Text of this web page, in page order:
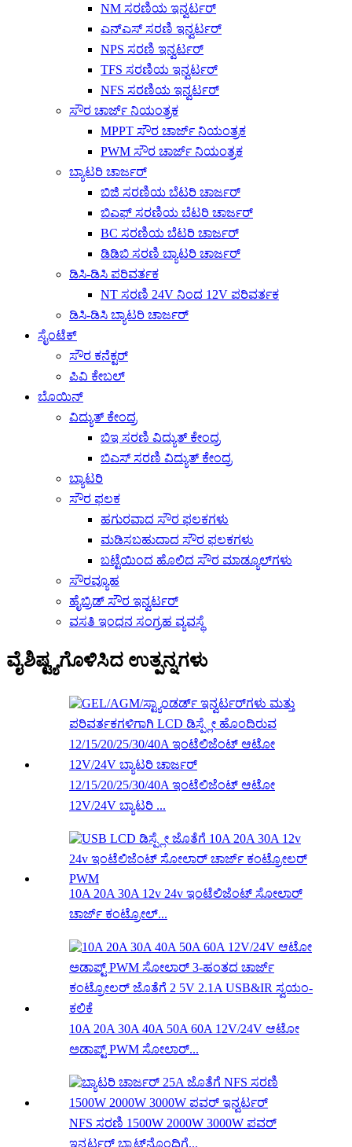
NM ಸರಣಿಯ ಇನ್ವರ್ಟರ್
ಎನ್ಎಸ್ ಸರಣಿ ಇನ್ವರ್ಟರ್
NPS ಸರಣಿ ಇನ್ವರ್ಟರ್
TFS ಸರಣಿಯ ಇನ್ವರ್ಟರ್
NFS ಸರಣಿಯ ಇನ್ವರ್ಟರ್
ಸೌರ ಚಾರ್ಜ್ ನಿಯಂತ್ರಕ
MPPT ಸೌರ ಚಾರ್ಜ್ ನಿಯಂತ್ರಕ
PWM ಸೌರ ಚಾರ್ಜ್ ನಿಯಂತ್ರಕ
ಬ್ಯಾಟರಿ ಚಾರ್ಜರ್
ಬಿಜಿ ಸರಣಿಯ ಬೆಟರಿ ಚಾರ್ಜರ್
ಬಿಎಫ್ ಸರಣಿಯ ಬೆಟರಿ ಚಾರ್ಜರ್
BC ಸರಣಿಯ ಬೆಟರಿ ಚಾರ್ಜರ್
ಡಿಡಿಬಿ ಸರಣಿ ಬ್ಯಾಟರಿ ಚಾರ್ಜರ್
ಡಿಸಿ-ಡಿಸಿ ಪರಿವರ್ತಕ
NT ಸರಣಿ 24V ನಿಂದ 12V ಪರಿವರ್ತಕ
ಡಿಸಿ-ಡಿಸಿ ಬ್ಯಾಟರಿ ಚಾರ್ಜರ್
ಸೈಂಟೆಕ್
ಸೌರ ಕನೆಕ್ಟರ್
ಪಿವಿ ಕೇಬಲ್
ಬೊಯಿನ್
ವಿದ್ಯುತ್ ಕೇಂದ್ರ
ಬಿಇ ಸರಣಿ ವಿದ್ಯುತ್ ಕೇಂದ್ರ
ಬಿಎಸ್ ಸರಣಿ ವಿದ್ಯುತ್ ಕೇಂದ್ರ
ಬ್ಯಾಟರಿ
ಸೌರ ಫಲಕ
ಹಗುರವಾದ ಸೌರ ಫಲಕಗಳು
ಮಡಿಸಬಹುದಾದ ಸೌರ ಫಲಕಗಳು
ಬಟ್ಟೆಯಿಂದ ಹೊಲಿದ ಸೌರ ಮಾಡ್ಯೂಲ್‌ಗಳು
ಸೌರವ್ಯೂಹ
ಹೈಬ್ರಿಡ್ ಸೌರ ಇನ್ವರ್ಟರ್
ವಸತಿ ಇಂಧನ ಸಂಗ್ರಹ ವ್ಯವಸ್ಥೆ
ವೈಶಿಷ್ಟ್ಯಗೊಳಿಸಿದ ಉತ್ಪನ್ನಗಳು
12/15/20/25/30/40A ಇಂಟೆಲಿಜೆಂಟ್ ಆಟೋ
12V/24V ಬ್ಯಾಟರಿ ...
10A 20A 30A 12v 24v ಇಂಟೆಲಿಜೆಂಟ್ ಸೋಲಾರ್
ಚಾರ್ಜ್ ಕಂಟ್ರೋಲ್...
10A 20A 30A 40A 50A 60A 12V/24V ಆಟೋ
ಅಡಾಪ್ಟ್ PWM ಸೋಲಾರ್...
NFS ಸರಣಿ 1500W 2000W 3000W ಪವರ್
ಇನ್ವರ್ಟರ್ ಬ್ಯಾಟ್‌ನೊಂದಿಗೆ...